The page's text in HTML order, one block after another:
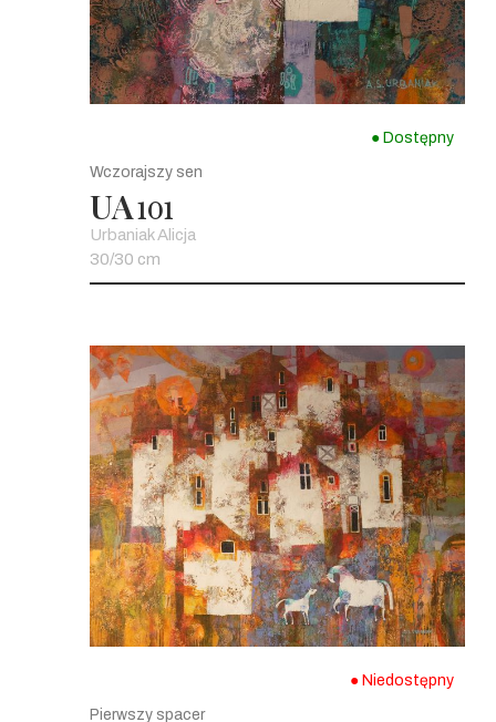
● Dostępny
Wczorajszy sen
UA101
Urbaniak Alicja
30/30 cm
● Niedostępny
Pierwszy spacer